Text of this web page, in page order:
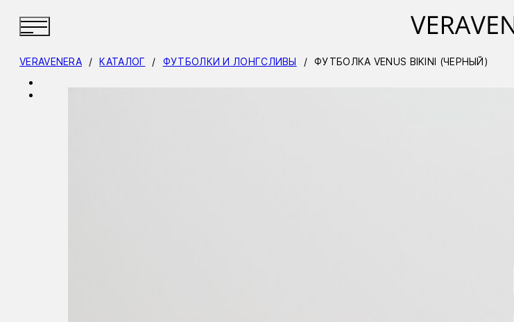
VERAVENERA / КАТАЛОГ / ФУТБОЛКИ И ЛОНГСЛИВЫ / ФУТБОЛКА VENUS BIKINI (ЧЕРНЫЙ)